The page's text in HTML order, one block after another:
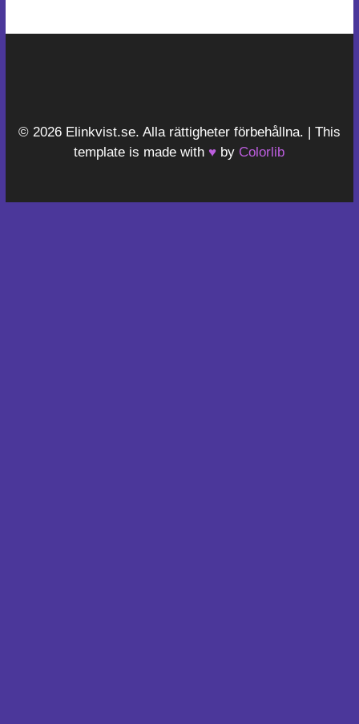
© 2026 Elinkvist.se. Alla rättigheter förbehållna. | This
template is made with ♥ by Colorlib